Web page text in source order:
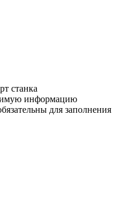
станка
информацию
для заполнения